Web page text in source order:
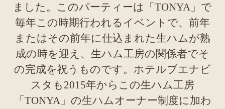
ました。このパーティーは「TONYA」で
毎年この時期行われるイベントで、前年
またはその前年に仕込まれた生ハムが熟
成の時を迎え、生ハム工房の関係者でそ
の完成を祝うものです。ホテルブエナビ
スタも2015年からこの生ハム工房
「TONYA」の生ハムオーナー制度に加わ